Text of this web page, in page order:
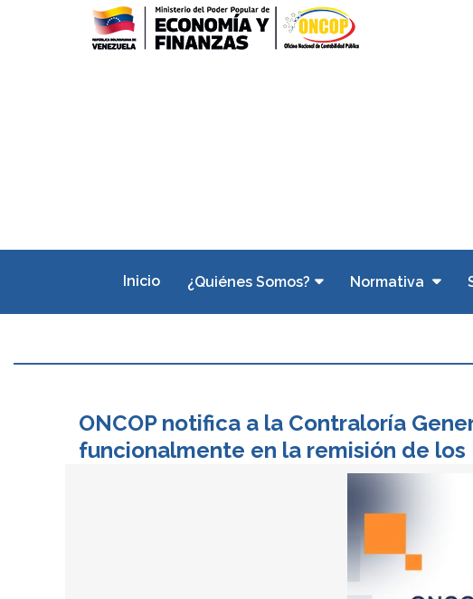
Inicio ¿Quiénes Somos? Normativa
ONCOP notifica a la Contraloría
funcionalmente en la remisión de